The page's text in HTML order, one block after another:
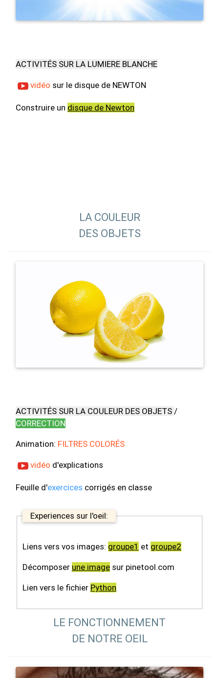
ACTIVITÉS SUR LA LUMIERE BLANCHE
vidéo sur le disque de NEWTON
Construire un disque de Newton
LA COULEUR
DES OBJETS
ACTIVITÉS SUR LA COULEUR DES OBJETS /
CORRECTION
Animation: FILTRES COLORÉS
vidéo d'explications
Feuille d'exercices corrigés en classe
Experiences sur l'oeil:
Liens vers vos images: groupe1 et groupe2
Décomposer une imagesur pinetool.com
Lien vers le fichier Python
LE FONCTIONNEMENT
DE NOTRE OEIL